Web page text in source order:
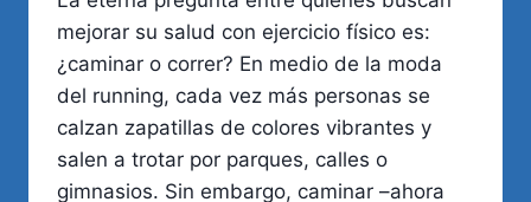
mejorar su salud con ejercicio físico es:
¿caminar o correr? En medio de la moda
del running, cada vez más personas se
calzan zapatillas de colores vibrantes y
salen a trotar por parques, calles o
gimnasios. Sin embargo, caminar –ahora